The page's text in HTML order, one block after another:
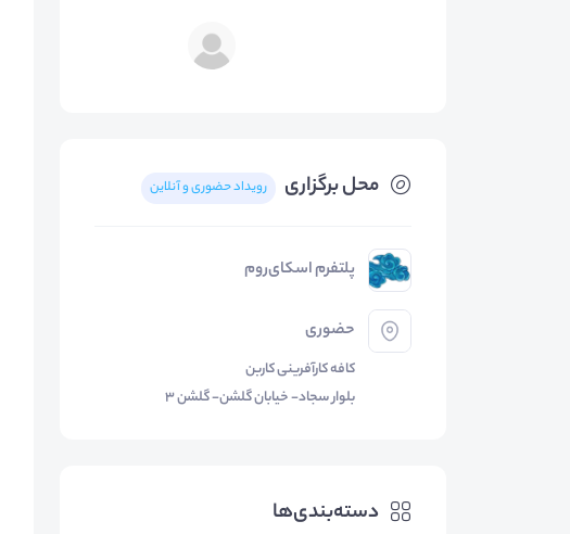
محل برگزاری رویداد حضوری و آنلاین
پلتفرم اسکای‌روم
حضوری
کافه کارآفرینی کاربن
بلوار سجاد- خیابان گلشن- گلشن 3
دسته‌بندی‌ها